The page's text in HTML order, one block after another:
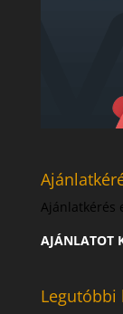
Ajánlatkérés
AJÁNLATOT
Legutóbbi